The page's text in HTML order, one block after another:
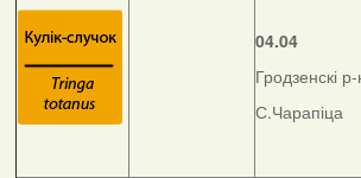
04.04
Гродзенскі
С.Чарапіца